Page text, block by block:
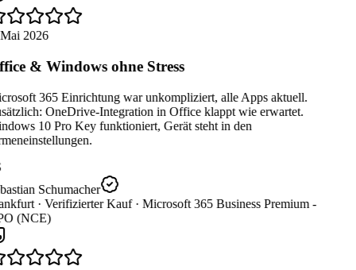
2026
& Windows ohne Stress
365 Einrichtung war unkompliziert, alle Apps aktuell.
OneDrive-Integration in Office klappt wie erwartet.
10 Pro Key funktioniert, Gerät steht in den
Schumacher
· Verifizierter Kauf · Microsoft 365 Business Premium -
(NCE)